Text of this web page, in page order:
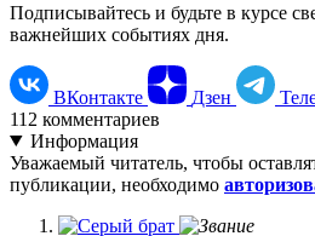
Подписывайтесь и будьте в курсе
важнейших событиях дня.
ВКонтакте Дзен
112 комментариев
Информация
Уважаемый читатель, чтобы
публикации, необходимо